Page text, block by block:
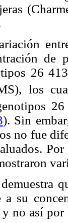
de
26
los
). Sin
no fue
a su
no así